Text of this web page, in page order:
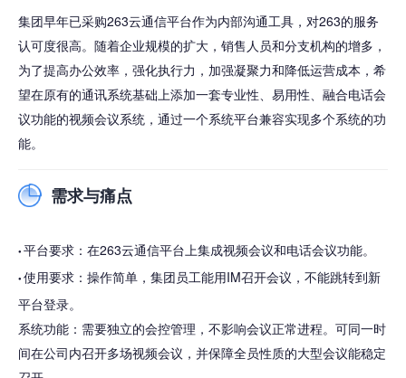
集团早年已采购263云通信平台作为内部沟通工具，对263的服务
认可度很高。随着企业规模的扩大，销售人员和分支机构的增多，
为了提高办公效率，强化执行力，加强凝聚力和降低运营成本，希
望在原有的通讯系统基础上添加一套专业性、易用性、融合电话会
议功能的视频会议系统，通过一个系统平台兼容实现多个系统的功
能。
需求与痛点
● 平台要求：在263云通信平台上集成视频会议和电话会议功能。
● 使用要求：操作简单，集团员工能用IM召开会议，不能跳转到新
平台登录。
系统功能：需要独立的会控管理，不影响会议正常进程。可同一时
间在公司内召开多场视频会议，并保障全员性质的大型会议能稳定